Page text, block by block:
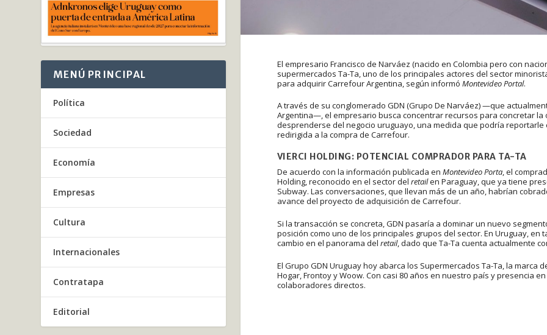
El empresario Francisco de Narváez (nacido en Colombia pero con
supermercados Ta-Ta, uno de los principales actores del sector
para adquirir Carrefour Argentina, según informó Montevideo Portal.
A través de su conglomerado GDN (Grupo De Narváez) —que
Argentina—, el empresario busca concentrar recursos para concretar
desprenderse del negocio uruguayo, una medida que podría reportarle
redirigida a la compra de Carrefour.
VIERCI HOLDING: POTENCIAL COMPRADOR PARA TA-TA
De acuerdo con la información publicada en Montevideo Porta, el
Holding, reconocido en el sector del retailen Paraguay, que ya tiene
Subway. Las conversaciones, que llevan más de un año, habrían
avance del proyecto de adquisición de Carrefour.
Si la transacción se concreta, GDN pasaría a dominar un nuevo
posición como uno de los principales grupos del sector. En Uruguay,
cambio en el panorama del retail, dado que Ta-Ta cuenta actualmente
El Grupo GDN Uruguay hoy abarca los Supermercados Ta-Ta, la marca
Hogar, Frontoy y Woow. Con casi 80 años en nuestro país y presencia
colaboradores directos.
MENÚ PRINCIPAL
Política
Sociedad
Economía
Empresas
Cultura
Internacionales
Contratapa
Editorial